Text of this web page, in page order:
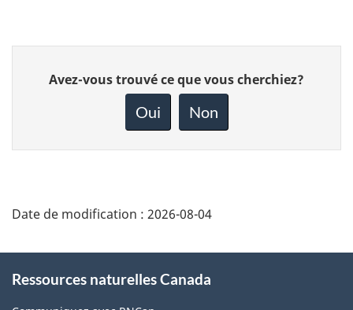
Donnez
votre
page
Avez-vous trouvé ce que vous cherchiez?
Oui Non
Date de modification : 2026-08-04
this
Ressources naturelles Canada